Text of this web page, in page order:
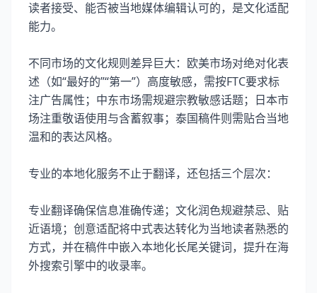
读者接受、能否被当地媒体编辑认可的，是文化适配
能力。
不同市场的文化规则差异巨大：欧美市场对绝对化表
述（如“最好的”“第一”）高度敏感，需按FTC要求标
注广告属性；中东市场需规避宗教敏感话题；日本市
场注重敬语使用与含蓄叙事；泰国稿件则需贴合当地
温和的表达风格。
专业的本地化服务不止于翻译，还包括三个层次：
专业翻译确保信息准确传递；文化润色规避禁忌、贴
近语境；创意适配将中式表达转化为当地读者熟悉的
方式，并在稿件中嵌入本地化长尾关键词，提升在海
外搜索引擎中的收录率。